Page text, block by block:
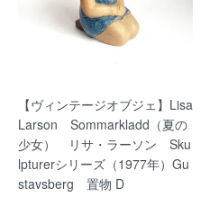
【ヴィンテージオブジェ】Lisa
Larson Sommarkladd（夏の
少女） リサ・ラーソン Sku
lpturerシリーズ（1977年）Gu
stavsberg 置物 D